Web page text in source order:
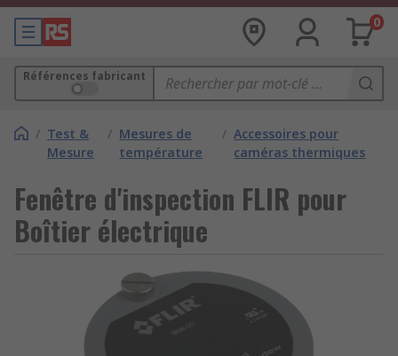
0
Références fabricant
/ Test &
Mesure
/ Mesures de
température
/ Accessoires pour
caméras thermiques
Fenêtre d'inspection FLIR pour
Boîtier électrique